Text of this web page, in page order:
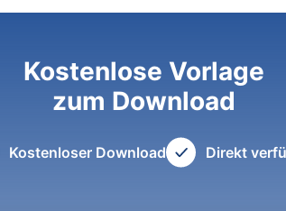
Kostenlose Vorlage
zum Download
Kostenloser Download Direkt